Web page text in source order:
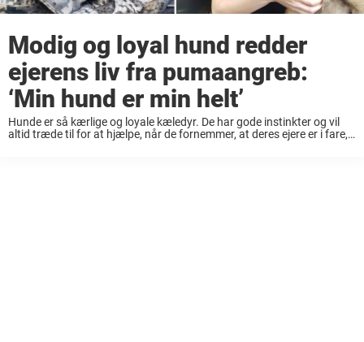
Modig og loyal hund redder
ejerens liv fra pumaangreb:
‘Min hund er min helt’
Hunde er så kærlige og loyale kæledyr. De har gode instinkter og vil
altid træde til for at hjælpe, når de fornemmer, at deres ejere er i fare,